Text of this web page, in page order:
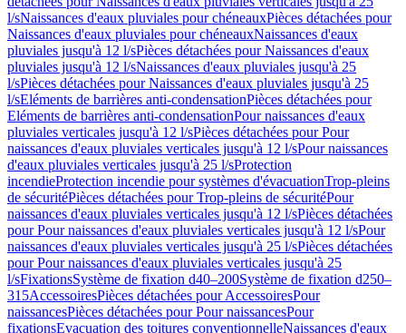
l/sNaissances d'eaux pluviales pour chéneauxPièces détachées pour
Naissances d'eaux pluviales pour chéneauxNaissances d'eaux
pluviales jusqu'à 12 l/sPièces détachées pour Naissances d'eaux
pluviales jusqu'à 12 l/sNaissances d'eaux pluviales jusqu'à 25
l/sPièces détachées pour Naissances d'eaux pluviales jusqu'à 25
l/sEléments de barrières anti-condensationPièces détachées pour
Eléments de barrières anti-condensationPour naissances d'eaux
pluviales verticales jusqu'à 12 l/sPièces détachées pour Pour
naissances d'eaux pluviales verticales jusqu'à 12 l/sPour naissances
d'eaux pluviales verticales jusqu'à 25 l/sProtection
incendieProtection incendie pour systèmes d'évacuationTrop-pleins
de sécuritéPièces détachées pour Trop-pleins de sécuritéPour
naissances d'eaux pluviales verticales jusqu'à 12 l/sPièces détachées
pour Pour naissances d'eaux pluviales verticales jusqu'à 12 l/sPour
naissances d'eaux pluviales verticales jusqu'à 25 l/sPièces détachées
pour Pour naissances d'eaux pluviales verticales jusqu'à 25
l/sFixationsSystème de fixation d40–200Système de fixation d250–
315AccessoiresPièces détachées pour AccessoiresPour
naissancesPièces détachées pour Pour naissancesPour
fixationsEvacuation des toitures conventionnelleNaissances d'eaux